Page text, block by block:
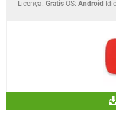
Licença: Gratis OS: Android